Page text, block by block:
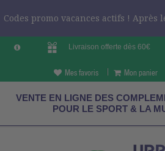
Codes promo vacances actifs ! Après
Livraison offerte dès 60€
Mes favoris Mon panier
VENTE EN LIGNE DES
POUR LE SPORT & LA